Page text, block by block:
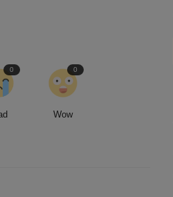
0
Wow
0